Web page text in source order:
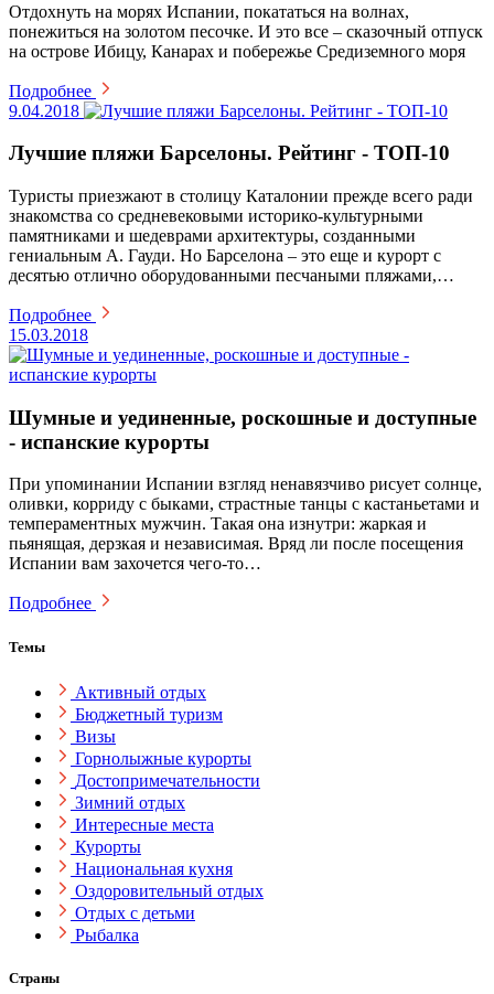
Отдохнуть на морях Испании, покататься на волнах,
понежиться на золотом песочке. И это все – сказочный отпуск
на острове Ибицу, Канарах и побережье Средиземного моря
Подробнее
9.04.2018
Лучшие пляжи Барселоны. Рейтинг - ТОП-10
Туристы приезжают в столицу Каталонии прежде всего ради
знакомства со средневековыми историко-культурными
памятниками и шедеврами архитектуры, созданными
гениальным А. Гауди. Но Барселона – это еще и курорт с
десятью отлично оборудованными песчаными пляжами,…
Подробнее
15.03.2018
Шумные и уединенные, роскошные и доступные
- испанские курорты
При упоминании Испании взгляд ненавязчиво рисует солнце,
оливки, корриду с быками, страстные танцы с кастаньетами и
темпераментных мужчин. Такая она изнутри: жаркая и
пьянящая, дерзкая и независимая. Вряд ли после посещения
Испании вам захочется чего-то…
Подробнее
Темы
Активный отдых
Бюджетный туризм
Визы
Горнолыжные курорты
Достопримечательности
Зимний отдых
Интересные места
Курорты
Национальная кухня
Оздоровительный отдых
Отдых с детьми
Рыбалка
Страны